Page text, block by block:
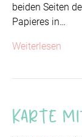
beiden Seiten
Papieres in…
Weiterlesen
Karte